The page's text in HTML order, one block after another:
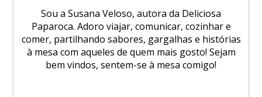
Sou a Susana Veloso, autora da Deliciosa
Paparoca. Adoro viajar, comunicar, cozinhar e
comer, partilhando sabores, gargalhas e histórias
à mesa com aqueles de quem mais gosto! Sejam
bem vindos, sentem-se à mesa comigo!